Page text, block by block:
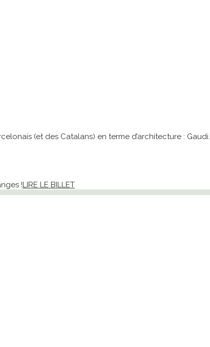
(et des Catalans) en terme d’architecture : Gaudi.
!LIRE LE BILLET